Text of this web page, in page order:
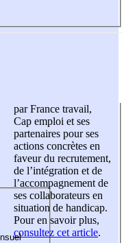
par France travail,
Cap emploi et ses
partenaires pour ses
actions concrètes en
faveur du recrutement,
de l’intégration et de
l’accompagnement de
ses collaborateurs en
situation de handicap.
Pour en savoir plus,
consultez cet article.